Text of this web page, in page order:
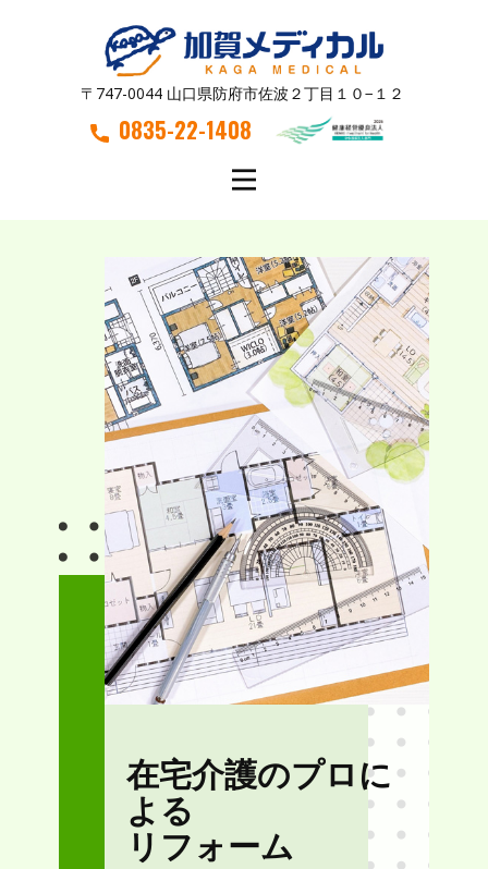
〒747-0044 山口県防府市佐波２丁目１０−１２
0835-22-1408
在宅介護のプロに
よる
リフォーム